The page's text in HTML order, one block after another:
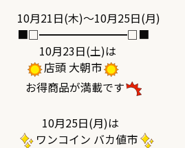
10月21日(木)～10月25日(月)
■□━━━━━━━━□■
10月23日(土)は
店頭 大朝市
お得商品が満載です
10月25日(月)は
ワンコイン バカ値市